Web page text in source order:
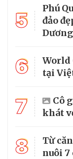
5
Phú
đảo
Dương
6
World
tại
7
Cô
khát
8
Từ
nuôi